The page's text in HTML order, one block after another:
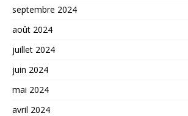
septembre 2024
août 2024
juillet 2024
juin 2024
mai 2024
avril 2024